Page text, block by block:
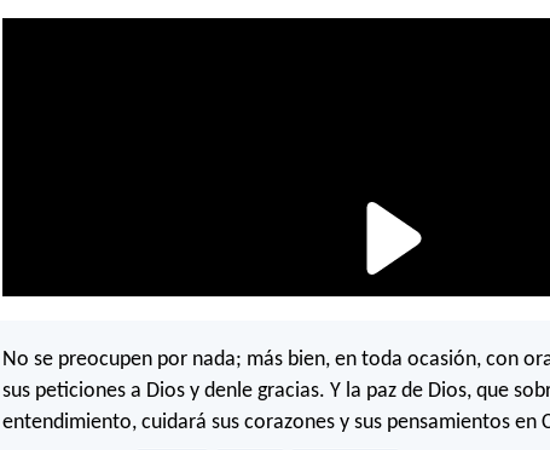
No se preocupen por nada; más bien, en toda ocasión, con
sus peticiones a Dios y denle gracias. Y la paz de Dios, que
entendimiento, cuidará sus corazones y sus pensamientos en